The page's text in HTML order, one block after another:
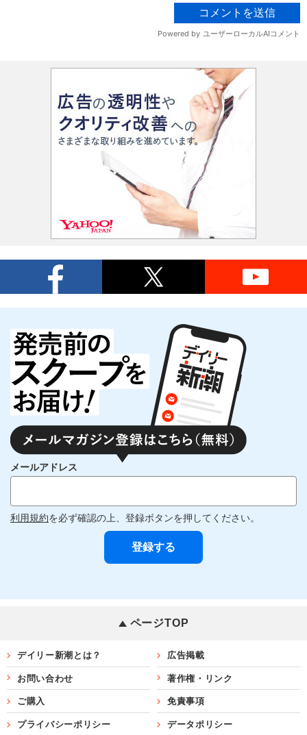
メールアドレス
利用規約を必ず確認の上、登録ボタンを押してください。
ページTOP
デイリー新潮とは？ 広告掲載
お問い合わせ 著作権・リンク
ご購入 免責事項
プライバシーポリシー データポリシー